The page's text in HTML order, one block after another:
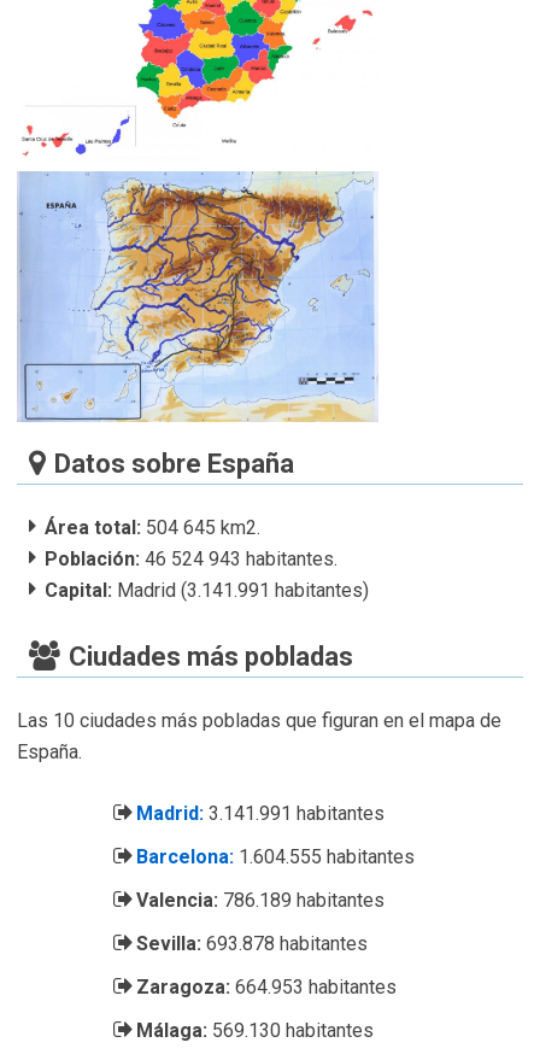
Datos sobre España
Área total: 504 645 km2.
Población: 46 524 943 habitantes.
Capital: Madrid (3.141.991 habitantes)
Ciudades más pobladas
Las 10 ciudades más pobladas que figuran en el mapa de
España.
Madrid: 3.141.991 habitantes
Barcelona: 1.604.555 habitantes
Valencia: 786.189 habitantes
Sevilla: 693.878 habitantes
Zaragoza: 664.953 habitantes
Málaga: 569.130 habitantes